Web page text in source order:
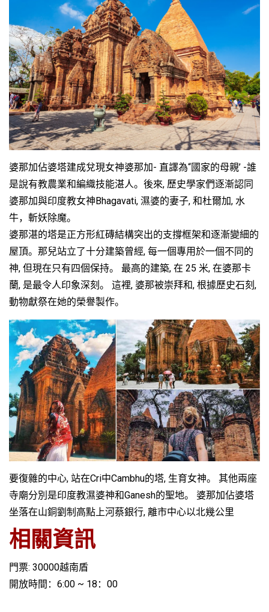
婆那加佔婆塔建成兌現女神婆那加- 直譯為“國家的母親’ -誰
是說有教農業和編織技能湛人。後來, 歷史學家們逐漸認同
婆那加與印度教女神Bhagavati, 濕婆的妻子, 和杜爾加, 水
牛，斬妖除魔。
婆那湛的塔是正方形紅磚結構突出的支撐框架和逐漸變細的
屋頂。那兒站立了十分建築曾經, 每一個專用於一個不同的
神, 但現在只有四個保持。 最高的建築, 在 25 米, 在婆那卡
蘭, 是最令人印象深刻。 這裡, 婆那被崇拜和, 根據歷史石刻,
動物獻祭在她的榮譽製作。
要復雜的中心, 站在Cri中Cambhu的塔, 生育女神。 其他兩座
寺廟分別是印度教濕婆神和Ganesh的聖地。 婆那加佔婆塔
坐落在山銅劉制高點上河蔡銀行, 離市中心以北幾公里
相關資訊
門票: 30000越南盾
開放時間：6:00 ~ 18：00